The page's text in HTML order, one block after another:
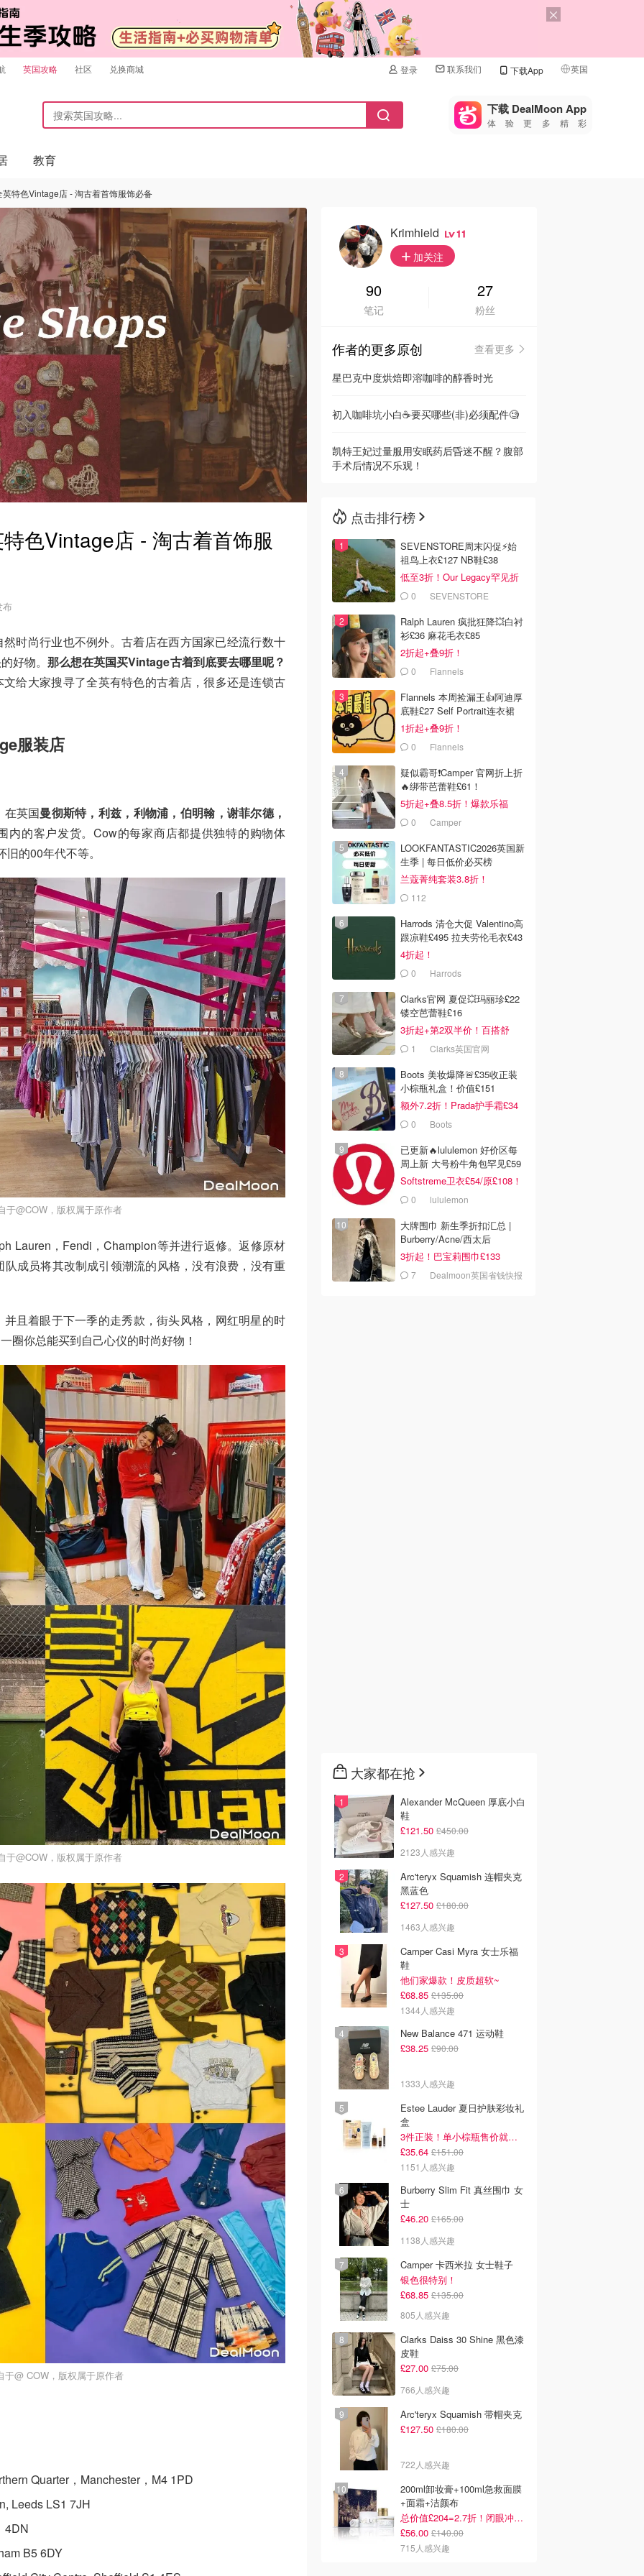
英国攻略 社区 兑换商城 登录 联系我们 下载App 英国
🇺🇸
🇨🇳 中国
🇦🇺
🇳🇿新西兰
下载 DealMoon App
体验更多精彩
教育
特色Vintage店 - 淘古着首饰服饰必备
色Vintage店 - 淘古着首饰服
布
时尚行业也不例外。古着店在西方国家已经流行数十
好物。那么想在英国买Vintage古着到底要去哪里呢？
文给大家搜寻了全英有特色的古着店，很多还是连锁古
服装店
在英国曼彻斯特，利兹，利物浦，伯明翰，谢菲尔德，
内的客户发货。Cow的每家商店都提供独特的购物体
的00年代不等。
于@COW，版权属于原作者
Lauren，Fendi，Champion等并进行返修。返修原材
成员将其改制成引领潮流的风格，没有浪费，没有重
且着眼于下一季的走秀款，街头风格，网红明星的时
圈你总能买到自己心仪的时尚好物！
于@COW，版权属于原作者
于@ COW，版权属于原作者
Quarter，Manchester，M4 1PD
Leeds LS1 7JH
4DN
B5 6DY
Krimhield 11
加关注
90
笔记
27
粉丝
作者的更多原创
查看更多
星巴克中度烘焙即溶咖啡的醇香时光
初入咖啡坑小白☕要买哪些(非)必须配件🧐
凯特王妃过量服用安眠药后昏迷不醒？腹部
手术后情况不乐观！
点击排行榜
SEVENSTORE周末闪促⚡️始
祖鸟上衣£127 NB鞋£38
低至3折！Our Legacy罕见折
0 SEVENSTORE
Ralph Lauren 疯批狂降💥白衬
衫£36 麻花毛衣£85
2折起+叠9折！
0 Flannels
Flannels 本周捡漏王👍阿迪厚
底鞋£27 Self Portrait连衣裙
£63
1折起+叠9折！
0 Flannels
疑似霸哥❗️Camper 官网折上折
🔥绑带芭蕾鞋£61！
5折起+叠8.5折！爆款乐福
£68！
0 Camper
LOOKFANTASTIC2026英国新
生季 | 每日低价必买榜
兰蔻菁纯套装3.8折！
112
Harrods 清仓大促 Valentino高
跟凉鞋£495 拉夫劳伦毛衣£43
4折起！
0 Harrods
Clarks官网 夏促💥玛丽珍£22
镂空芭蕾鞋£16
3折起+第2双半价！百搭舒
服！1 Clarks英国官网
Boots 美妆爆降🚨£35收正装
小棕瓶礼盒！价值£151
额外7.2折！Prada护手霜£34
0 Boots
已更新🔥lululemon 好价区每
周上新 大号粉牛角包罕见£59
Softstreme卫衣£54/原£108！
0 lululemon
大牌围巾 新生季折扣汇总 |
Burberry/Acne/西太后
3折起！巴宝莉围巾£133
7 Dealmoon英国省钱快报
大家都在抢
Alexander McQueen 厚底小白
鞋
£121.50 £450.00
2123人感兴趣
Arc'teryx Squamish 连帽夹克
黑蓝色
£127.50 £180.00
1463人感兴趣
Camper Casi Myra 女士乐福
鞋
他们家爆款！皮质超软~
£68.85 £135.00
1344人感兴趣
New Balance 471 运动鞋
£38.25 £90.00
1333人感兴趣
Estee Lauder 夏日护肤彩妆礼
盒
3件正装！单小棕瓶售价就要£65！
£35.64 £151.00
1151人感兴趣
Burberry Slim Fit 真丝围巾 女
士
£46.20 £165.00
1138人感兴趣
Camper 卡西米拉 女士鞋子
银色很特别！
£68.85 £135.00
805人感兴趣
Clarks Daiss 30 Shine 黑色漆
皮鞋
£27.00 £75.00
766人感兴趣
Arc'teryx Squamish 带帽夹克
£127.50 £180.00
722人感兴趣
200ml卸妆膏+100ml急救面膜
+面霜+洁颜布
总价值£204=2.7折！闭眼冲这套！
£56.00 £140.00
715人感兴趣